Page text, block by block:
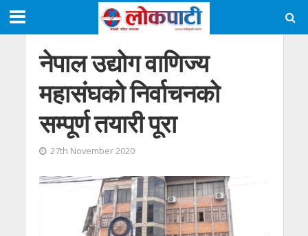
नेपाल उद्योग वाणिज्य
महासंघको निर्वाचनको
सम्पूर्ण तयारी पूरा
27th November 2020